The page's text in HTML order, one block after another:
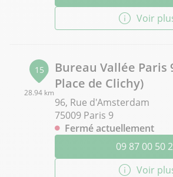
Voir
15
28.94 km
Bureau Vallée Paris
Place de Clichy)
96, Rue d'Amsterdam
75009 Paris 9
Fermé actuellement
09 87 00 50
Voir